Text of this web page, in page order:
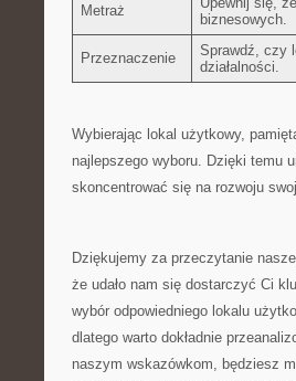
Metraż
biznesowych.
Przeznaczenie
Sprawdź, czy
działalności.
Wybierając lokal użytkowy,
najlepszego⁢ wyboru. Dzięki temu⁤
skoncentrować się ⁣na rozwoju
Dziękujemy‌ za ‌przeczytanie
że udało nam się dostarczyć Ci
wybór odpowiedniego lokalu
dlatego warto dokładnie
naszym wskazówkom, będziesz